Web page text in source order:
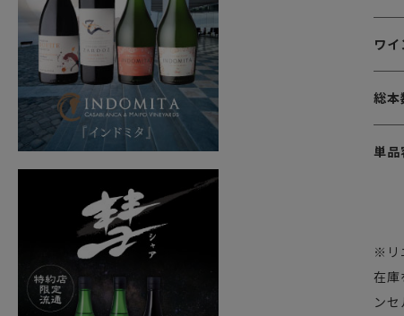
ワ
総本
単品
※リ
在庫
ン